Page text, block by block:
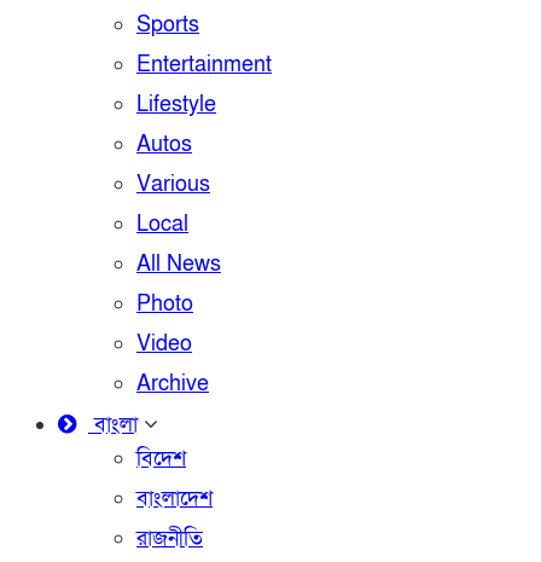
Sports
Entertainment
Lifestyle
Autos
Various
Local
All News
Photo
Video
Archive
বাংলা
বিদেশ
বাংলাদেশ
রাজনীতি